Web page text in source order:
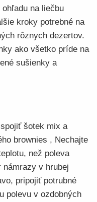
na liečbu
kroky potrebné na
rôznych dezertov.
ako všetko príde na
sušienky a
šotek mix a
brownies , Nechajte
než poleva
v hrubej
pripojiť potrubné
polevu v ozdobných